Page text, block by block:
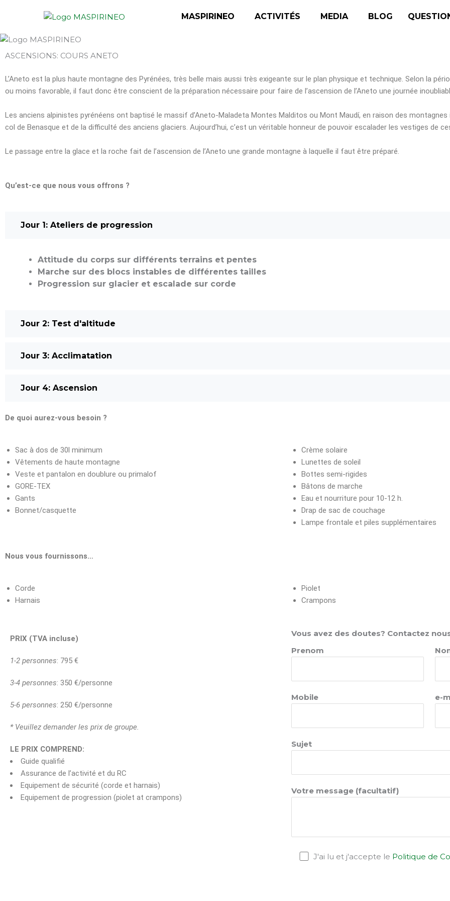
MASPIRINEO ACTIVITÉS MEDIA BLOG
ASCENSIONS: COURS ANETO
L’Aneto est la plus haute montagne des Pyrénées, très belle mais aussi très exigeante sur le plan physique et technique. Selon la
ou moins favorable, il faut donc être conscient de la préparation nécessaire pour faire de l’ascension de l’Aneto une journée
Les anciens alpinistes pyrénéens ont baptisé le massif d’Aneto-Maladeta Montes Malditos ou Mont Maudí, en raison des montagnes
col de Benasque et de la difficulté des anciens glaciers. Aujourd’hui, c’est un véritable honneur de pouvoir escalader les vestiges de
Le passage entre la glace et la roche fait de l’ascension de l’Aneto une grande montagne à laquelle il faut être préparé.
Qu’est-ce que nous vous offrons ?
Jour 1: Ateliers de progression
Attitude du corps sur différents terrains et pentes
Marche sur des blocs instables de différentes tailles
Progression sur glacier et escalade sur corde
Jour 2: Test d'altitude
Jour 3: Acclimatation
Jour 4: Ascension
De quoi aurez-vous besoin ?
Sac à dos de 30l minimum
Vêtements de haute montagne
Veste et pantalon en doublure ou primalof
GORE-TEX
Gants
Bonnet/casquette
Crème solaire
Lunettes de soleil
Bottes semi-rigides
Bâtons de marche
Eau et nourriture pour 10-12 h.
Drap de sac de couchage
Lampe frontale et piles supplémentaires
Nous vous fournissons…
Corde
Harnais
Piolet
Crampons
PRIX (TVA incluse)
1-2 personnes: 795 €
3-4 personnes: 350 €/personne
5-6 personnes: 250 €/personne
* Veuillez demander les prix de groupe.
LE PRIX COMPREND:
Guide qualifié
Assurance de l’activité et du RC
Equipement de sécurité (corde et harnais)
Equipement de progression (piolet at crampons)
Vous avez des doutes? Contactez
Prenom
Mobile e-
Sujet
Votre message (facultatif)
J'ai lu et j'accepte le Politique de